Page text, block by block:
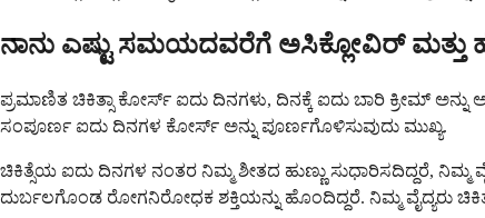
ನಾನು ಎಷ್ಟು ಸಮಯದವರೆಗೆ ಅಸಿಕ್ಲೋವಿರ್ ಮತ್ತು
ಪ್ರಮಾಣಿತ ಚಿಕಿತ್ಸಾ ಕೋರ್ಸ್ ಐದು ದಿನಗಳು, ದಿನಕ್ಕೆ ಐದು ಬಾರಿ ಕ್ರೀಮ್ ಅನ್ನು
ಸಂಪೂರ್ಣ ಐದು ದಿನಗಳ ಕೋರ್ಸ್ ಅನ್ನು ಪೂರ್ಣಗೊಳಿಸುವುದು ಮುಖ್ಯ.
ಚಿಕಿತ್ಸೆಯ ಐದು ದಿನಗಳ ನಂತರ ನಿಮ್ಮ ಶೀತದ ಹುಣ್ಣು ಸುಧಾರಿಸದಿದ್ದರೆ, ನಿಮ್ಮ
ದುರ್ಬಲಗೊಂಡ ರೋಗನಿರೋಧಕ ಶಕ್ತಿಯನ್ನು ಹೊಂದಿದ್ದರೆ. ನಿಮ್ಮ ವೈದ್ಯರು